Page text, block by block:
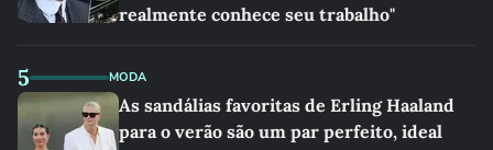
realmente conhece seu trabalho"
5 MODA
As sandálias favoritas de Erling Haaland
para o verão são um par perfeito, ideal